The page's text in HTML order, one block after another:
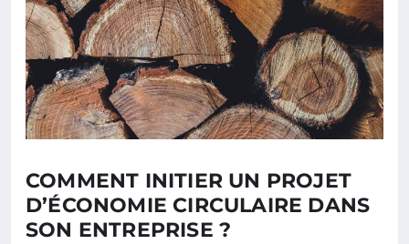
COMMENT INITIER UN PROJET
D’ÉCONOMIE CIRCULAIRE DANS
SON ENTREPRISE ?